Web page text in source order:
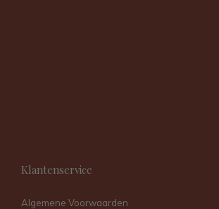
Klantenservice
Algemene Voorwaarden